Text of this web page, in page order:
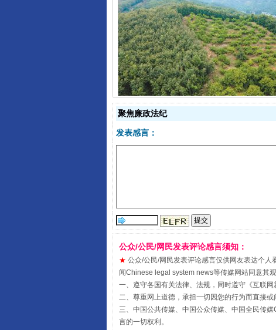
以产业富民促振兴
从幼儿园到大学，有这些资助
聚焦廉政法纪
发表感言：
公众/公民/网民发表评论感言须知：
★ 公众/公民/网民发表评论感言仅供网友表达个
闻Chinese legal system news等传媒网站同意其
一、遵守各国有关法律、法规，同时遵守《互联网
二、尊重网上道德，承担一切因您的行为而直接或
三、中国公共传媒、中国公众传媒、中国全民传
言的一切权利。